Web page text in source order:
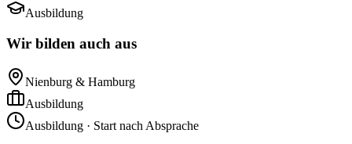
Ausbildung
Wir bilden auch aus
Nienburg & Hamburg
Ausbildung
Ausbildung · Start nach Absprache